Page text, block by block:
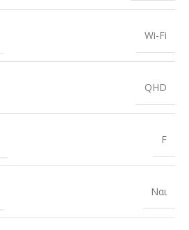
Wi-Fi
QHD
F
Ναι